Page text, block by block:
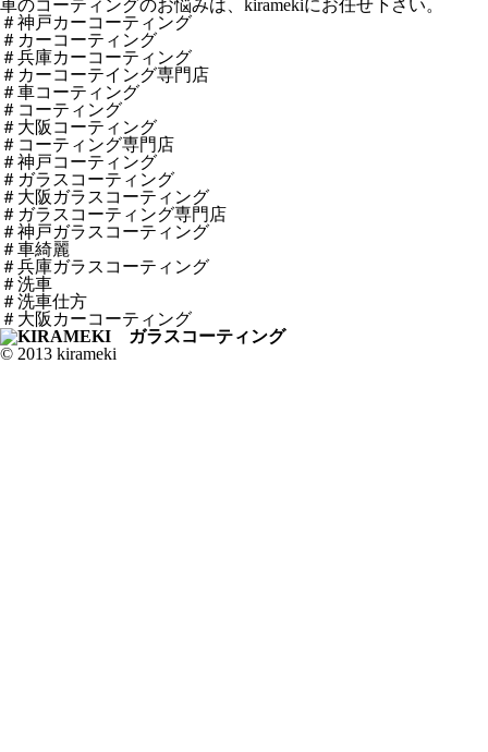
車のコーティングのお悩みは、kiramekiにお任せ下さい。
＃神戸カーコーティング
＃カーコーティング
＃兵庫カーコーティング
＃カーコーテイング専門店
＃車コーティング
＃コーティング
＃大阪コーティング
＃コーティング専門店
＃神戸コーティング
＃ガラスコーティング
＃大阪ガラスコーティング
＃ガラスコーティング専門店
＃神戸ガラスコーティング
＃車綺麗
＃兵庫ガラスコーティング
＃洗車
＃洗車仕方
＃大阪カーコーティング
© 2013 kirameki